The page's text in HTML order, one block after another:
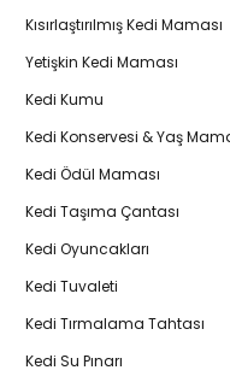
Kısırlaştırılmış Kedi Maması
Yetişkin Kedi Maması
Kedi Kumu
Kedi Konservesi & Yaş
Kedi Ödül Maması
Kedi Taşıma Çantası
Kedi Oyuncakları
Kedi Tuvaleti
Kedi Tırmalama Tahtası
Kedi Su Pınarı